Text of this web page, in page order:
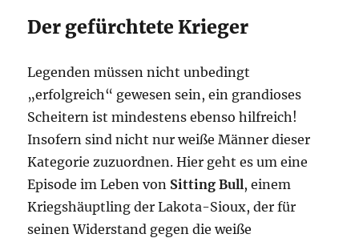
Der gefürchtete Krieger
Legenden müssen nicht unbedingt
„erfolgreich“ gewesen sein, ein grandioses
Scheitern ist mindestens ebenso hilfreich!
Insofern sind nicht nur weiße Männer dieser
Kategorie zuzuordnen. Hier geht es um eine
Episode im Leben von Sitting Bull, einem
Kriegshäuptling der Lakota-Sioux, der für
seinen Widerstand gegen die weiße